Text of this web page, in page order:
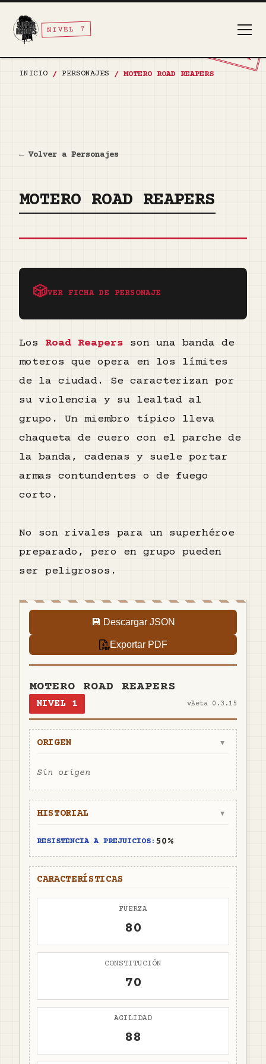
TOP SECRET
NIVEL 7
INICIO / PERSONAJES / MOTERO ROAD REAPERS
← Volver a Personajes
MOTERO ROAD REAPERS
🎲VER FICHA DE PERSONAJE
Los Road Reapers son una banda de
moteros que opera en los límites
de la ciudad. Se caracterizan por
su violencia y su lealtad al
grupo. Un miembro típico lleva
chaqueta de cuero con el parche de
la banda, cadenas y suele portar
armas contundentes o de fuego
corto.
No son rivales para un superhéroe
preparado, pero en grupo pueden
ser peligrosos.
💾 Descargar JSON
Exportar PDF
MOTERO ROAD REAPERS
NIVEL 1 vBeta 0.3.15
ORIGEN ▼
Sin origen
HISTORIAL ▼
RESISTENCIA A PREJUICIOS: 50%
CARACTERÍSTICAS
FUERZA
80
CONSTITUCIÓN
70
AGILIDAD
88